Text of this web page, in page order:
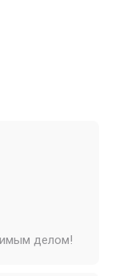
делом!